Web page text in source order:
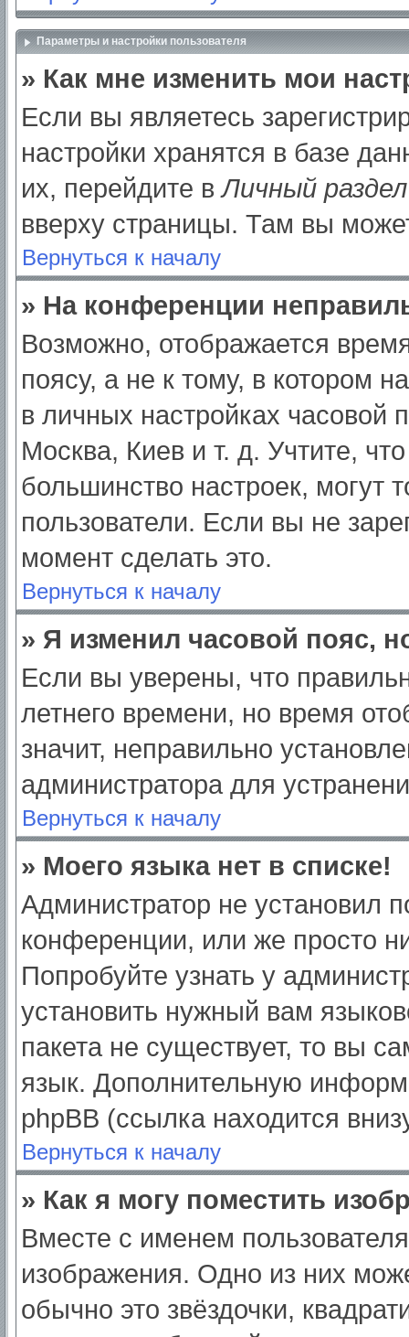
Параметры и настройки пользователя
» Как мне изменить мои
Если вы являетесь
настройки хранятся в базе
их, перейдите вЛичный раздел
вверху страницы. Там вы
Вернуться к началу
» На конференции
Возможно, отображается
поясу, а не к тому, в котором
в личных настройках часовой
Москва, Киев и т. д. Учтите,
большинство настроек, могут
пользователи. Если вы не
момент сделать это.
Вернуться к началу
» Я изменил часовой пояс,
Если вы уверены, что
летнего времени, но время
значит, неправильно
администратора для
Вернуться к началу
» Моего языка нет в списке!
Администратор не установил
конференции, или же просто
Попробуйте узнать у
установить нужный вам
пакета не существует, то вы
язык. Дополнительную
phpBB (ссылка находится
Вернуться к началу
» Как я могу поместить
Вместе с именем
изображения. Одно из них
обычно это звёздочки,